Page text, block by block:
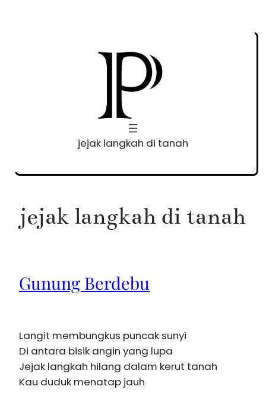
jejak langkah di tanah
jejak langkah di tanah
Gunung Berdebu
Langit membungkus puncak sunyi
Di antara bisik angin yang lupa
Jejak langkah hilang dalam kerut tanah
Kau duduk menatap jauh